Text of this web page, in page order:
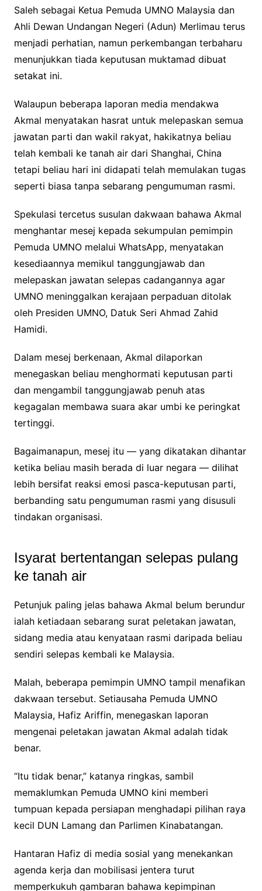
Saleh sebagai Ketua Pemuda UMNO Malaysia dan
Ahli Dewan Undangan Negeri (Adun) Merlimau terus
menjadi perhatian, namun perkembangan terbaharu
menunjukkan tiada keputusan muktamad dibuat
setakat ini.
Walaupun beberapa laporan media mendakwa
Akmal menyatakan hasrat untuk melepaskan semua
jawatan parti dan wakil rakyat, hakikatnya beliau
telah kembali ke tanah air dari Shanghai, China
tetapi beliau hari ini didapati telah memulakan tugas
seperti biasa tanpa sebarang pengumuman rasmi.
Spekulasi tercetus susulan dakwaan bahawa Akmal
menghantar mesej kepada sekumpulan pemimpin
Pemuda UMNO melalui WhatsApp, menyatakan
kesediaannya memikul tanggungjawab dan
melepaskan jawatan selepas cadangannya agar
UMNO meninggalkan kerajaan perpaduan ditolak
oleh Presiden UMNO, Datuk Seri Ahmad Zahid
Hamidi.
Dalam mesej berkenaan, Akmal dilaporkan
menegaskan beliau menghormati keputusan parti
dan mengambil tanggungjawab penuh atas
kegagalan membawa suara akar umbi ke peringkat
tertinggi.
Bagaimanapun, mesej itu — yang dikatakan dihantar
ketika beliau masih berada di luar negara — dilihat
lebih bersifat reaksi emosi pasca-keputusan parti,
berbanding satu pengumuman rasmi yang disusuli
tindakan organisasi.
Isyarat bertentangan selepas pulang
ke tanah air
Petunjuk paling jelas bahawa Akmal belum berundur
ialah ketiadaan sebarang surat peletakan jawatan,
sidang media atau kenyataan rasmi daripada beliau
sendiri selepas kembali ke Malaysia.
Malah, beberapa pemimpin UMNO tampil menafikan
dakwaan tersebut. Setiausaha Pemuda UMNO
Malaysia, Hafiz Ariffin, menegaskan laporan
mengenai peletakan jawatan Akmal adalah tidak
benar.
“Itu tidak benar,” katanya ringkas, sambil
memaklumkan Pemuda UMNO kini memberi
tumpuan kepada persiapan menghadapi pilihan raya
kecil DUN Lamang dan Parlimen Kinabatangan.
Hantaran Hafiz di media sosial yang menekankan
agenda kerja dan mobilisasi jentera turut
memperkukuh gambaran bahawa kepimpinan